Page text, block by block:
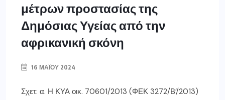
μέτρων προστασίας της
Δημόσιας Υγείας από την
αφρικανική σκόνη
16 ΜΑΪ́ΟΥ 2024
Σχετ: α. Η ΚΥΑ οικ. 70601/2013 (ΦΕΚ 3272/Β’/2013)